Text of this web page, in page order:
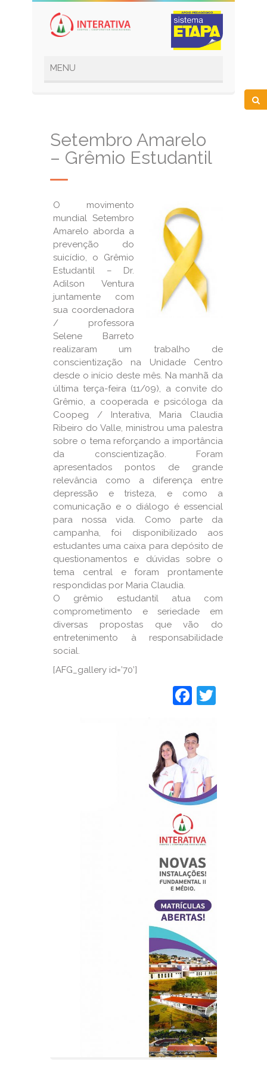
Setembro Amarelo
– Grêmio Estudantil
O movimento
mundial Setembro
Amarelo aborda a
prevenção do
suicídio, o Grêmio
Estudantil – Dr.
Adilson Ventura
juntamente com
sua coordenadora
/ professora
Selene Barreto
realizaram um trabalho de
conscientização na Unidade Centro
desde o início deste mês. Na manhã da
última terça-feira (11/09), a convite do
Grêmio, a cooperada e psicóloga da
Coopeg / Interativa, Maria Claudia
Ribeiro do Valle, ministrou uma palestra
sobre o tema reforçando a importância
da conscientização. Foram
apresentados pontos de grande
relevância como a diferença entre
depressão e tristeza, e como a
comunicação e o diálogo é essencial
para nossa vida. Como parte da
campanha, foi disponibilizado aos
estudantes uma caixa para depósito de
questionamentos e dúvidas sobre o
tema central e foram prontamente
respondidas por Maria Claudia.
O grêmio estudantil atua com
comprometimento e seriedade em
diversas propostas que vão do
entretenimento à responsabilidade
social.
[AFG_gallery id=’70’]